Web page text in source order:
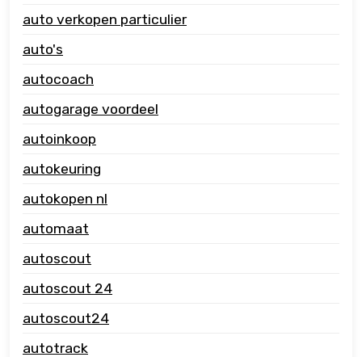
auto verkopen particulier
auto's
autocoach
autogarage voordeel
autoinkoop
autokeuring
autokopen nl
automaat
autoscout
autoscout 24
autoscout24
autotrack